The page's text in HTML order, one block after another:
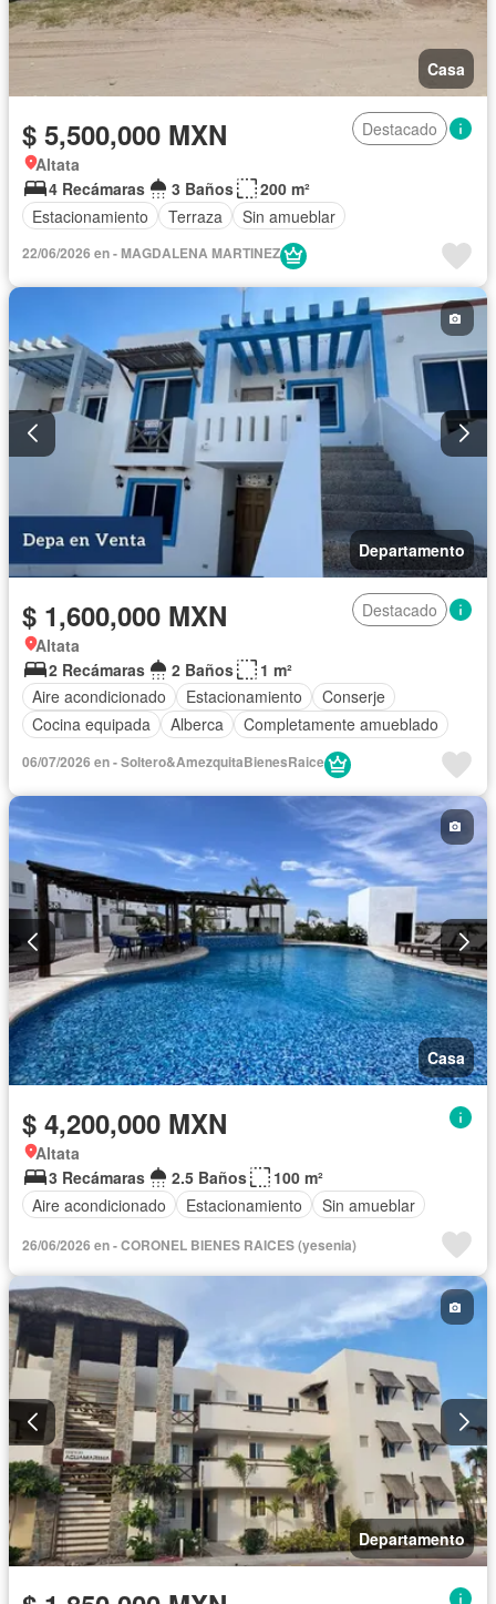
Casa
$ 5,500,000 MXN
Destacado
Altata
4 Recámaras
3 Baños
200 m²
Estacionamiento
Terraza Sin amueblar
22/06/2026 en - MAGDALENA MARTINEZ
Departamento
$ 1,600,000 MXN
Destacado
Altata
2 Recámaras
2 Baños
1 m²
Aire acondicionado
Estacionamiento
Conserje
Cocina equipada
Alberca Completamente amueblado
06/07/2026 en - Soltero&AmezquitaBienesRaice
Casa
$ 4,200,000 MXN
Altata
3 Recámaras
2.5 Baños
100 m²
Aire acondicionado
Estacionamiento Sin amueblar
26/06/2026 en - CORONEL BIENES RAICES (yesenia)
Departamento